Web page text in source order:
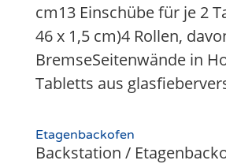
cm13 Einschübe für je 2
46 x 1,5 cm)4 Rollen,
BremseSeitenwände in
Tabletts aus
Etagenbackofen
Backstation /